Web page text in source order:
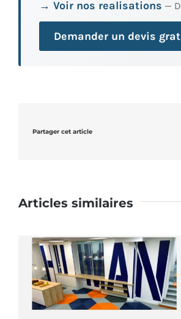
→ Voir nos realisations —
Demander un devis
Partager cet article
Articles similaires